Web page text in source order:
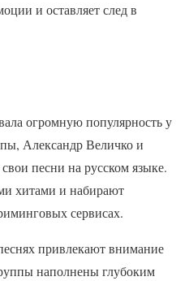
и оставляет след в
огромную популярность у
Александр Величко и
песни на русском языке.
хитами и набирают
сервисах.
привлекают внимание
наполнены глубоким